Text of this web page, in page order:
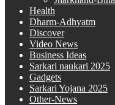
Health
Dharm-Adhyatm
Discover
Video News
Business Ideas
Sarkari naukari 2025
Gadgets
Sarkari Yojana 2025
Other-News